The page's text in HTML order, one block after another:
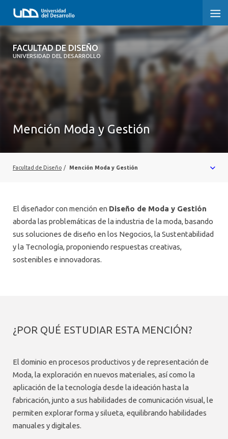
FACULTAD DE DISEÑO
UNIVERSIDAD DEL DESARROLLO
FACULTAD DE DISEÑO
SOBRE LA FACULTAD
ALUMNI
AGENDA
Mención Moda y Gestión
Facultad de Diseño / Mención Moda y Gestión
El diseñador con mención en Diseño de Moda y Gestión
aborda las problemáticas de la industria de la moda, basando
sus soluciones de diseño en los Negocios, la Sustentabilidad
y la Tecnología, proponiendo respuestas creativas,
sostenibles e innovadoras.
¿POR QUÉ ESTUDIAR ESTA MENCIÓN?
El dominio en procesos productivos y de representación de
Moda, la exploración en nuevos materiales, así como la
aplicación de la tecnología desde la ideación hasta la
fabricación, junto a sus habilidades de comunicación visual, le
permiten explorar forma y silueta, equilibrando habilidades
manuales y digitales.